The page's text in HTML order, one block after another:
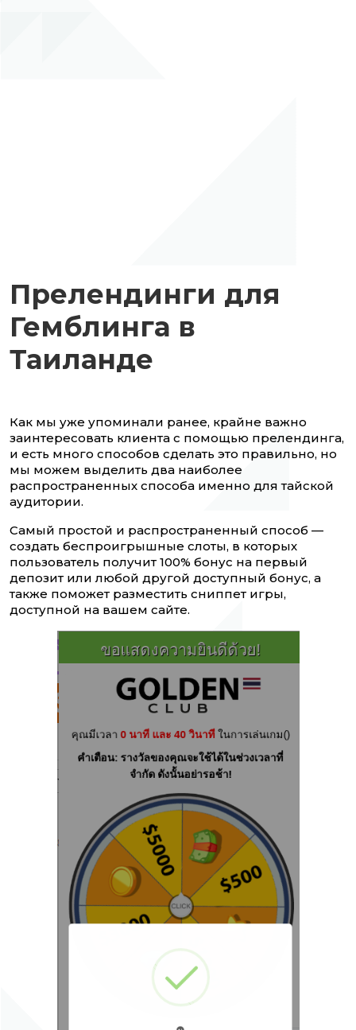
Прелендинги для
Гемблинга в
Таиланде
Как мы уже упоминали ранее, крайне важно
заинтересовать клиента с помощью прелендинга,
и есть много способов сделать это правильно, но
мы можем выделить два наиболее
распространенных способа именно для тайской
аудитории.
Самый простой и распространенный способ —
создать беспроигрышные слоты, в которых
пользователь получит 100% бонус на первый
депозит или любой другой доступный бонус, а
также поможет разместить сниппет игры,
доступной на вашем сайте.